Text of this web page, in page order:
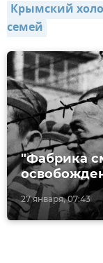
Крымский
семей
27 января, 07:43
"Фабрика